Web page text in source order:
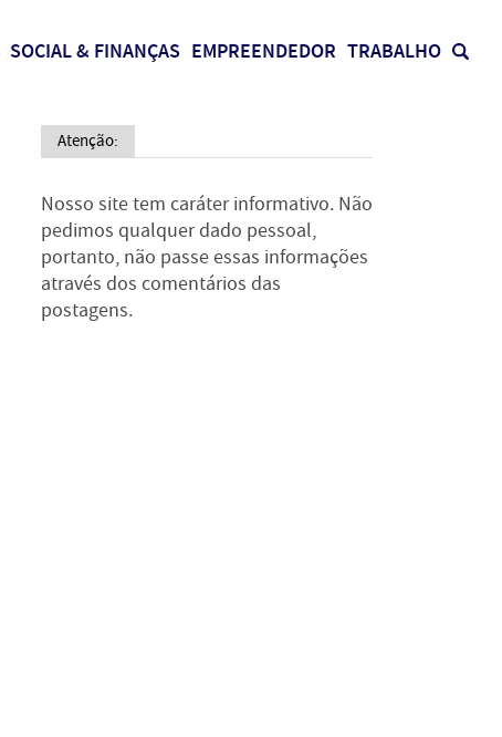
SOCIAL & FINANÇAS EMPREENDEDOR TRABALHO
Atenção:
Nosso site tem caráter informativo. Não
pedimos qualquer dado pessoal,
portanto, não passe essas informações
através dos comentários das
postagens.